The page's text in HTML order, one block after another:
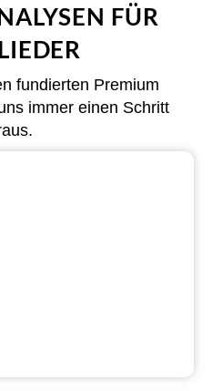
FÜR
fundierten Premium
immer einen Schritt